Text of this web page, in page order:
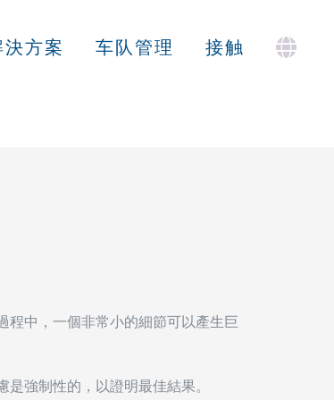
方案 车队管理 接触
程中，一個非常小的細節可以產生巨
強制性的，以證明最佳結果。